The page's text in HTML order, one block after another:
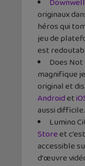
Downwell
originaux
héros qui
jeu de
est
Does
magnifique
original et
Androidet
aussi
Lumino
Storeet
accessible
d’œuvre